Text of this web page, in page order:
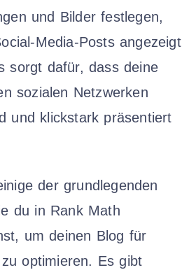
und Bilder festlegen,
Media-Posts angezeigt
sorgt dafür, dass deine
sozialen Netzwerken
und klickstark präsentiert
der grundlegenden
du in Rank Math
um deinen Blog für
optimieren. Es gibt